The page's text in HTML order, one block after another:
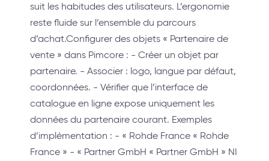
suit les habitudes des utilisateurs. L’ergonomie
reste fluide sur l’ensemble du parcours
d’achat.Configurer des objets « Partenaire de
vente » dans Pimcore : - Créer un objet par
partenaire. - Associer : logo, langue par défaut,
coordonnées. - Vérifier que l’interface de
catalogue en ligne expose uniquement les
données du partenaire courant. Exemples
d’implémentation : - « Rohde France « Rohde
France » - « Partner GmbH « Partner GmbH » NI